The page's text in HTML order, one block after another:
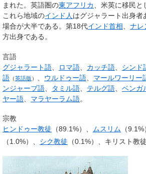
まれた。英語圏の東アフリカ 、米英に移民
これら地域のインド人 はグジャラート出身者
場合が大半である。第18代インド首相 ナレ
方出身である。
言語
グジャラート語
ロマ語 カッチ語 シンド
語 （英語版 ） ウルドゥー語 マールワーリー
ンジャーブ語
タミル語 テルグ語 ベンガ
ヤー語
マラヤーラム語。
宗教
ヒンドゥー教徒 （89.1%）、 ムスリム （9.1%
（1.0%）、 シク教徒 （0.1%）、キリスト教